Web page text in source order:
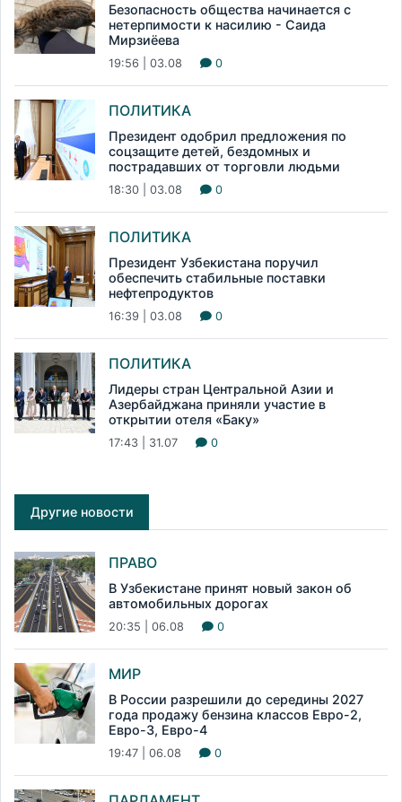
Безопасность общества начинается с
нетерпимости к насилию - Саида
Мирзиёева
19:56 | 03.08 0
ПОЛИТИКА
Президент одобрил предложения по
соцзащите детей, бездомных и
пострадавших от торговли людьми
18:30 | 03.08 0
ПОЛИТИКА
Президент Узбекистана поручил
обеспечить стабильные поставки
нефтепродуктов
16:39 | 03.08 0
ПОЛИТИКА
Лидеры стран Центральной Азии и
Азербайджана приняли участие в
открытии отеля «Баку»
17:43 | 31.07 0
Другие новости
ПРАВО
В Узбекистане принят новый закон об
автомобильных дорогах
20:35 | 06.08 0
МИР
В России разрешили до середины 2027
года продажу бензина классов Евро-2,
Евро-3, Евро-4
19:47 | 06.08 0